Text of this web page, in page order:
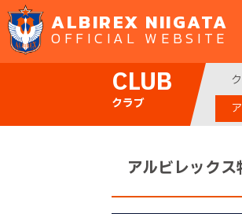
ALBIREX NIIGATA
OFFICIAL WEBSITE
CLUB
クラブ
アルビレックス